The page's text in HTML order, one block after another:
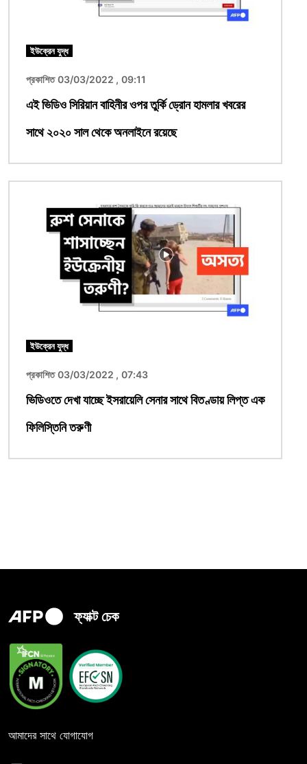
ইউক্রেন যুদ্ধ
প্রকাশিত 03/03/2022 , 09:11
এই ভিডিও সিরিয়ান বাহিনীর ওপর তুর্কি ড্রোন হামলার খবরের
সাথে ২০২০ সাল থেকে অনলাইনে রয়েছে
ইউক্রেন যুদ্ধ
প্রকাশিত 03/03/2022 , 07:43
ভিডিওতে দেখা যাচ্ছে ইসরায়েলি সেনার সাথে বিতণ্ডায় লিপ্ত এক
ফিলিস্তিনি তরুণী
ফ্যাক্ট চেক
আমাদের সাথে যোগাযোগ